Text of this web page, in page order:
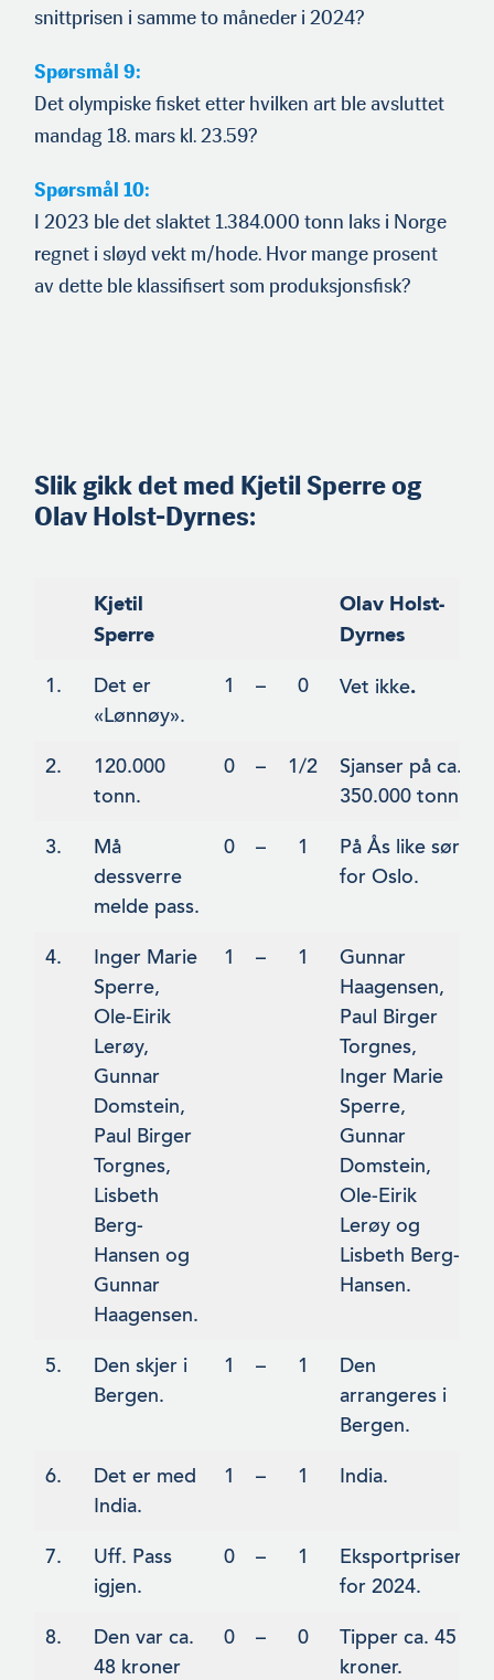
snittprisen i samme to måneder i 2024?
Spørsmål 9:
Det olympiske fisket etter hvilken art ble avsluttet
mandag 18. mars kl. 23.59?
Spørsmål 10:
I 2023 ble det slaktet 1.384.000 tonn laks i Norge
regnet i sløyd vekt m/hode. Hvor mange prosent
av dette ble klassifisert som produksjonsfisk?
Slik gikk det med Kjetil Sperre og
Olav Holst-Dyrnes:
Kjetil
Sperre
Olav Holst-
Dyrnes
1.
Det er
«Lønnøy».
1 – 0 Vet ikke.
2.
120.000
tonn.
0 – 1/2
Sjanser på ca.
350.000 tonn.
3.
Må
dessverre
melde pass.
0 – 1
På Ås like sør
for Oslo.
4.
Inger Marie
Sperre,
Ole-Eirik
Lerøy,
Gunnar
Domstein,
Paul Birger
Torgnes,
Lisbeth
Berg-
Hansen og
Gunnar
Haagensen.
1 – 1
Gunnar
Haagensen,
Paul Birger
Torgnes,
Inger Marie
Sperre,
Gunnar
Domstein,
Ole-Eirik
Lerøy og
Lisbeth Berg-
Hansen.
5.
Den skjer i
Bergen.
1 – 1
Den
arrangeres i
Bergen.
6.
Det er med
India.
1 – 1 India.
7.
Uff. Pass
igjen.
0 – 1
Eksportprisen
for 2024.
8.
Den var ca.
48 kroner
0 – 0
Tipper ca. 45
kroner.